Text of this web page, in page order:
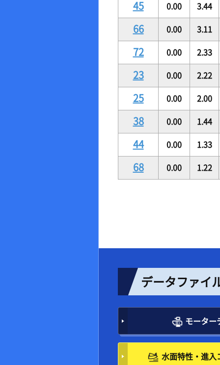
45 0.00 3.44
66 0.00 3.11
72 0.00 2.33
23 0.00 2.22
25 0.00 2.00
38 0.00 1.44
44 0.00 1.33
68 0.00 1.22
データファイ
モーター
水面特性・進入